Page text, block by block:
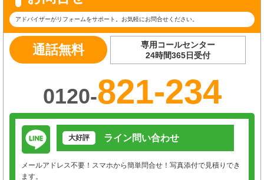
アドバイザーがリフォームをサポート。お気軽にお問合せください。
通話無料
専用コールセンター
24時間365日受付
0120-821-234
大好評 ライン問い合わせ
メールアドレス不要！スマホから簡単問合せ！写真添付で見積りでき
ます。